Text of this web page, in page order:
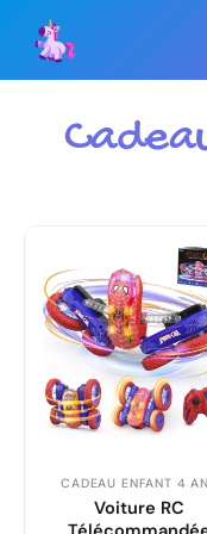
contenu
CADEAU ENFANT 4
Voiture RC